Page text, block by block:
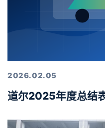
2026.02.05
道尔2025年度总结